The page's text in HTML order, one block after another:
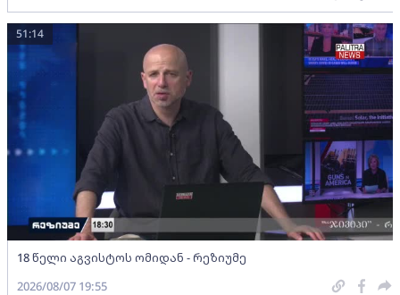
18 წელი აგვისტოს ომიდან - რეზიუმე
51:14
2026/08/07 19:55